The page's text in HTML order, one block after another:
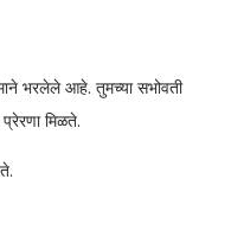
भरलेले आहे. तुमच्या सभोवती
मिळते.